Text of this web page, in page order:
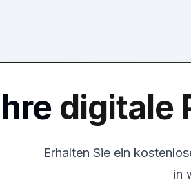
digitale
Erhalten Sie ein
in